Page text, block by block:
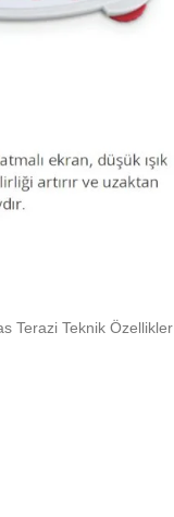
Terazi Teknik Özellikler